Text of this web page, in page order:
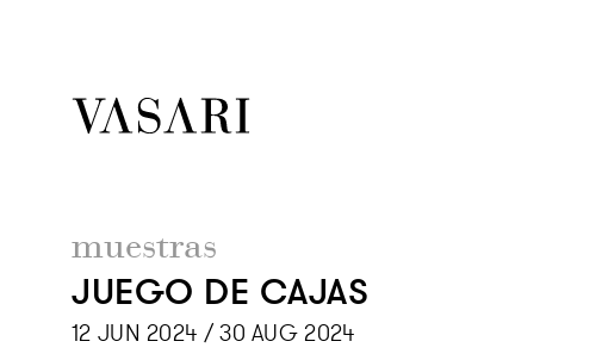
muestras
JUEGO DE CAJAS
12 JUN 2024 / 30 AUG 2024